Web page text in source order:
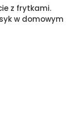
z frytkami.
w domowym